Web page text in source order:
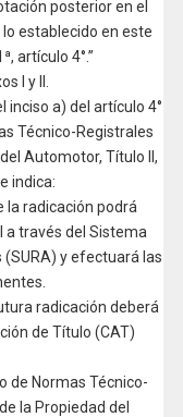
posterior en el
establecido en este
artículo 4°.”
I y II.
inciso a) del artículo 4°
Técnico-Registrales
Automotor, Título II,
indica:
la radicación podrá
a través del Sistema
y efectuará las
radicación deberá
de Título (CAT)
de Normas Técnico-
la Propiedad del